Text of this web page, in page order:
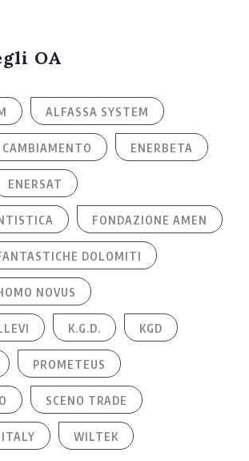
OA
ALFASSA SYSTEM
ENERBETA
ENERSAT
FONDAZIONE AMEN
DOLOMITI
NOVUS
K.G.D. KGD
PROMETEUS
SCENO TRADE
WILTEK